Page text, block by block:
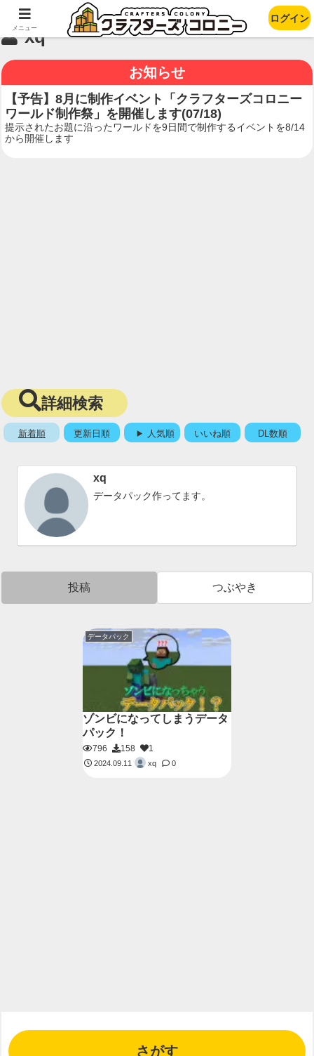
xq
お知らせ
【予告】8月に制作イベント「クラフターズコロニー
ワールド制作祭」を開催します(07/18)
提示されたお題に沿ったワールドを9日間で制作するイベントを8/14
から開催します
詳細検索
新着順 更新日順 人気順 いいね順 DL数順
xq
データパック作ってます。
投稿 つぶやき
データパック
ゾンビになってしまうデータ
パック！
796 158 1
2024.09.11 xq 0
さがす
メニュー
ログイン